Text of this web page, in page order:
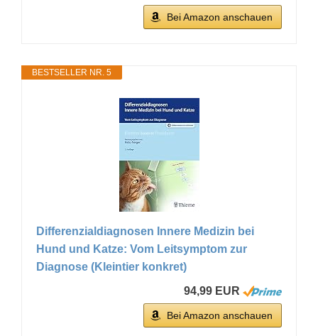
Bei Amazon anschauen
BESTSELLER NR. 5
Differenzialdiagnosen Innere Medizin bei
Hund und Katze: Vom Leitsymptom zur
Diagnose (Kleintier konkret)
94,99 EUR
Bei Amazon anschauen